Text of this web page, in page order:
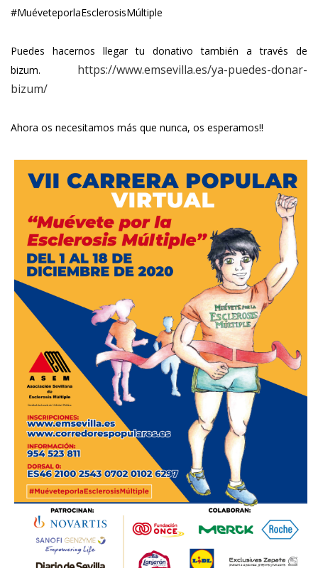
#MuéveteporlaEsclerosisMúltiple
Puedes hacernos llegar tu donativo también a través de
bizum. https://www.emsevilla.es/ya-puedes-donar-
bizum/
Ahora os necesitamos más que nunca, os esperamos!!